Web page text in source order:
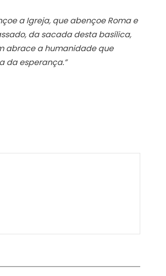
a Igreja, que abençoe Roma e
da sacada desta basílica,
abrace a humanidade que
da esperança.”